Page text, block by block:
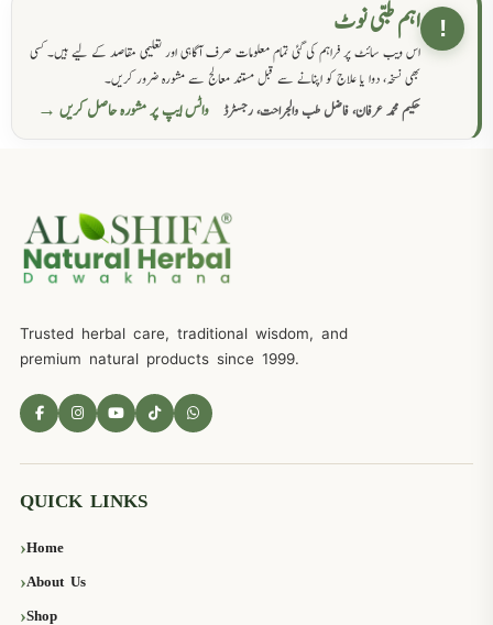
! اہم طبی نوٹ
اس ویب سائٹ پر فراہم کی گئی تمام معلومات صرف آگاہی اور تعلیمی مقاصد کے لیے ہیں۔ کسی
بھی نسخہ، دوا یا علاج کو اپنانے سے قبل مستند معالج سے مشورہ ضرور کریں۔
حکیم محمد عرفان، فاضل طب والجراحت، رجسٹرڈ
واٹس ایپ پر مشورہ حاصل کریں →
Trusted herbal care, traditional wisdom, and
premium natural products since 1999.
QUICK LINKS
Home
About Us
Shop